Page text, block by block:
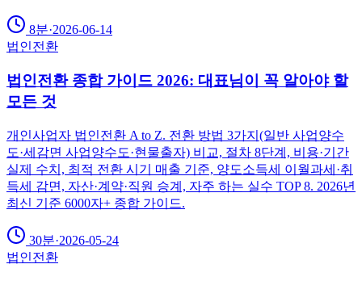
8분·2026-06-14
법인전환
법인전환 종합 가이드 2026: 대표님이 꼭 알아야 할
모든 것
개인사업자 법인전환 A to Z. 전환 방법 3가지(일반 사업양수
도·세감면 사업양수도·현물출자) 비교, 절차 8단계, 비용·기간
실제 수치, 최적 전환 시기 매출 기준, 양도소득세 이월과세·취
득세 감면, 자산·계약·직원 승계, 자주 하는 실수 TOP 8. 2026년
최신 기준 6000자+ 종합 가이드.
30분·2026-05-24
법인전환